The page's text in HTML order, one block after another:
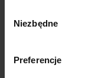
Niezbędne
Preferencje
Maszyny zielonkowe
INFORMACJE